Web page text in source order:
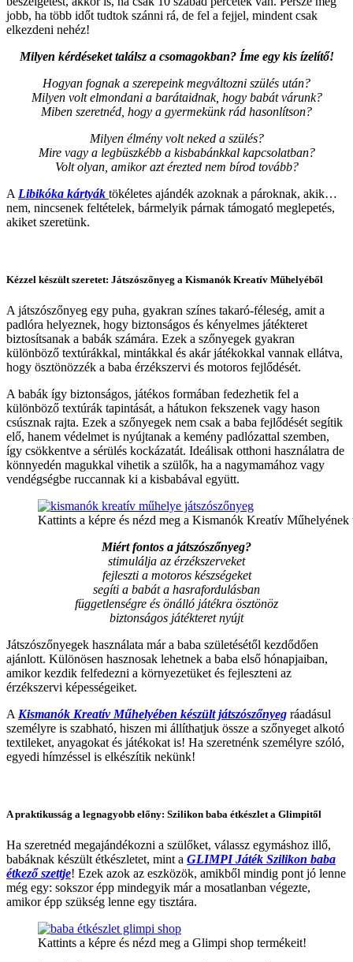
jobb, ha több időt tudtok szánni rá, de fel a fejjel, mindent csak
elkezdeni nehéz!
Milyen kérdéseket találsz a csomagokban? Íme egy kis ízelítő!
Hogyan fognak a szerepeink megváltozni szülés után?
Milyen volt elmondani a barátaidnak, hogy babát várunk?
Miben szeretnéd, hogy a gyermekünk rád hasonlítson?
Milyen élmény volt neked a szülés?
Mire vagy a legbüszkébb a kisbabánkkal kapcsolatban?
Volt olyan, amikor azt érezted nem bírod tovább?
A Libikóka kártyák tökéletes ajándék azoknak a pároknak, akik…
nem, nincsenek feltételek, bármelyik párnak támogató meglepetés,
akiket szeretünk.
Kézzel készült szeretet: Játszószőnyeg a Kismanók Kreatív Műhelyéből
A játszószőnyeg egy puha, gyakran színes takaró-féleség, amit a
padlóra helyeznek, hogy biztonságos és kényelmes játékteret
biztosítsanak a babák számára. Ezek a szőnyegek gyakran
különböző textúrákkal, mintákkal és akár játékokkal vannak ellátva,
hogy ösztönözzék a baba érzékszervi és motoros fejlődését.
A babák így biztonságos, játékos formában fedezhetik fel a
különböző textúrák tapintását, a hátukon fekszenek vagy hason
csúsznak rajta. Ezek a szőnyegek nem csak a baba fejlődését segítik
elő, hanem védelmet is nyújtanak a kemény padlózattal szemben,
így csökkentve a sérülés kockázatát. Ideálisak otthoni használatra de
könnyedén magukkal vihetik a szülők, ha a nagymamához vagy
vendégségbe ruccannak ki a kisbabával együtt.
Kattints a képre és nézd meg a Kismanók Kreatív Műhelyének
Miért fontos a játszószőnyeg?
stimulálja az érzékszerveket
fejleszti a motoros készségeket
segíti a babát a hasrafordulásban
függetlenségre és önálló játékra ösztönöz
biztonságos játékteret nyújt
Játszószőnyegek használata már a baba születésétől kezdődően
ajánlott. Különösen hasznosak lehetnek a baba első hónapjaiban,
amikor kezdik felfedezni a környezetüket és fejleszteni az
érzékszervi képességeiket.
A Kismanók Kreatív Műhelyében készült játszószőnyeg ráadásul
személyre is szabható, hiszen mi állíthatjuk össze a szőnyeget alkotó
textileket, anyagokat és játékokat is! Ha szeretnénk személyre szóló,
egyedi hímzéssel is elkészítik nekünk!
A praktikusság a legnagyobb előny: Szilikon baba étkészlet a Glimpitől
Ha szeretnéd megajándékozni a szülőket, válassz egymáshoz illő,
babáknak készült étkészletet, mint a GLIMPI Játék Szilikon baba
étkező szettje! Ezek azok az eszközök, amikből mindig pont jó lenne
még egy: sokszor épp mindegyik már a mosatlanban végezte,
amikor épp szükség lenne egy tisztára.
Kattints a képre és nézd meg a Glimpi shop termékeit!